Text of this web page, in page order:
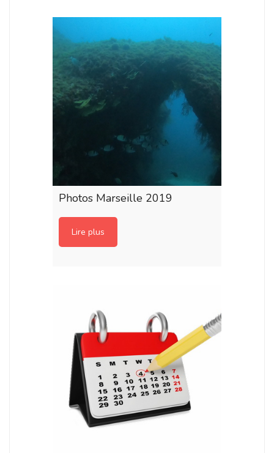
Photos Marseille 2019
Lire plus